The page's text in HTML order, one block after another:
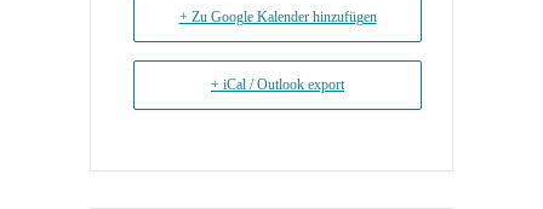
+ Zu Google Kalender hinzufügen
+ iCal / Outlook export